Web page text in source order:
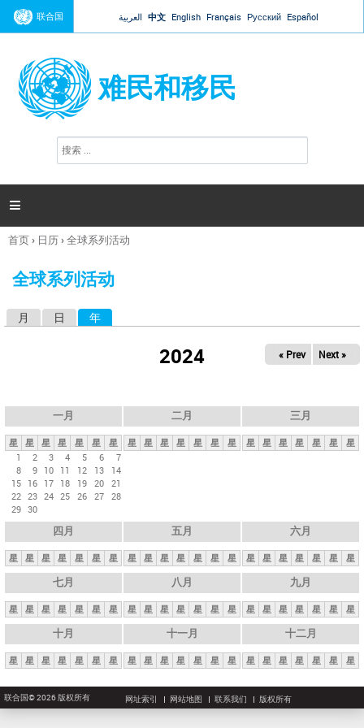
Jump to navigation
联合国 العربية 中文 English Français Русский Español
难民和移民
搜
索

你
这
首页› 日历›全球系列活动
全球系列活动
月 日 年
2024 « Prev Next »
一月
星 星 星 星 星 星
星
1
2 3 4 5 6
7
8
9 10 11 12 13
14
15 16 17 18 19 20 21
22 23 24 25 26 27 28
29 30
二月
星 星 星 星 星 星 星
三月
星 星 星 星 星 星 星
四月
星 星 星 星 星 星 星
五月
星 星 星 星 星 星 星
六月
星 星 星 星 星 星 星
七月
星 星 星 星 星 星 星
八月
星 星 星 星 星 星 星
九月
星 星 星 星 星 星 星
十月
星 星 星 星 星 星 星
十一月
星 星 星 星 星 星 星
十二月
星 星 星 星 星 星 星
联合国© 2026 版权所有 网址索引 网站地图 联系我们 版权所有